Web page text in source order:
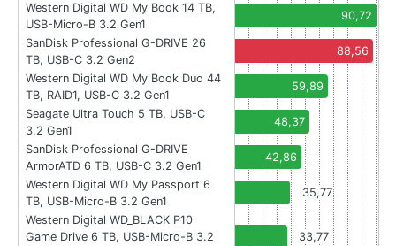
Western Digital WD My Book 14 TB,
USB-Micro-B 3.2 Gen1
90,72
SanDisk Professional G-DRIVE 26
TB, USB-C 3.2 Gen2
88,56
Western Digital WD My Book Duo 44
TB, RAID1, USB-C 3.2 Gen1
59,89
Seagate Ultra Touch 5 TB, USB-C
3.2 Gen1
48,37
SanDisk Professional G-DRIVE
ArmorATD 6 TB, USB-C 3.2 Gen1
42,86
Western Digital WD My Passport 6
TB, USB-Micro-B 3.2 Gen1
35,77
Western Digital WD_BLACK P10
Game Drive 6 TB, USB-Micro-B 3.2
33,77